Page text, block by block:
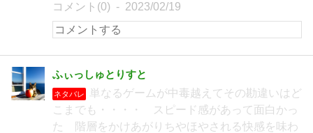
コメント(0) 2023/02/19
ふぃっしゅとりすと
ネタバレ
単なるゲームが中毒越えてその勘違いはど
こまでも・・・・ スピード感があって面白かっ
た 階層をかけあがりちやほやされる快感を味わ